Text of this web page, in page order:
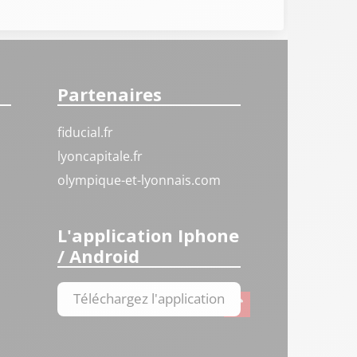
Partenaires
fiducial.fr
lyoncapitale.fr
olympique-et-lyonnais.com
L'application Iphone
/ Android
Téléchargez l'application